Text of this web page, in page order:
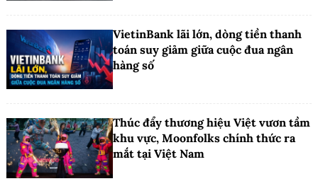
VietinBank lãi lớn, dòng tiền thanh
toán suy giảm giữa cuộc đua ngân
hàng số
Thúc đẩy thương hiệu Việt vươn tầm
khu vực, Moonfolks chính thức ra
mắt tại Việt Nam